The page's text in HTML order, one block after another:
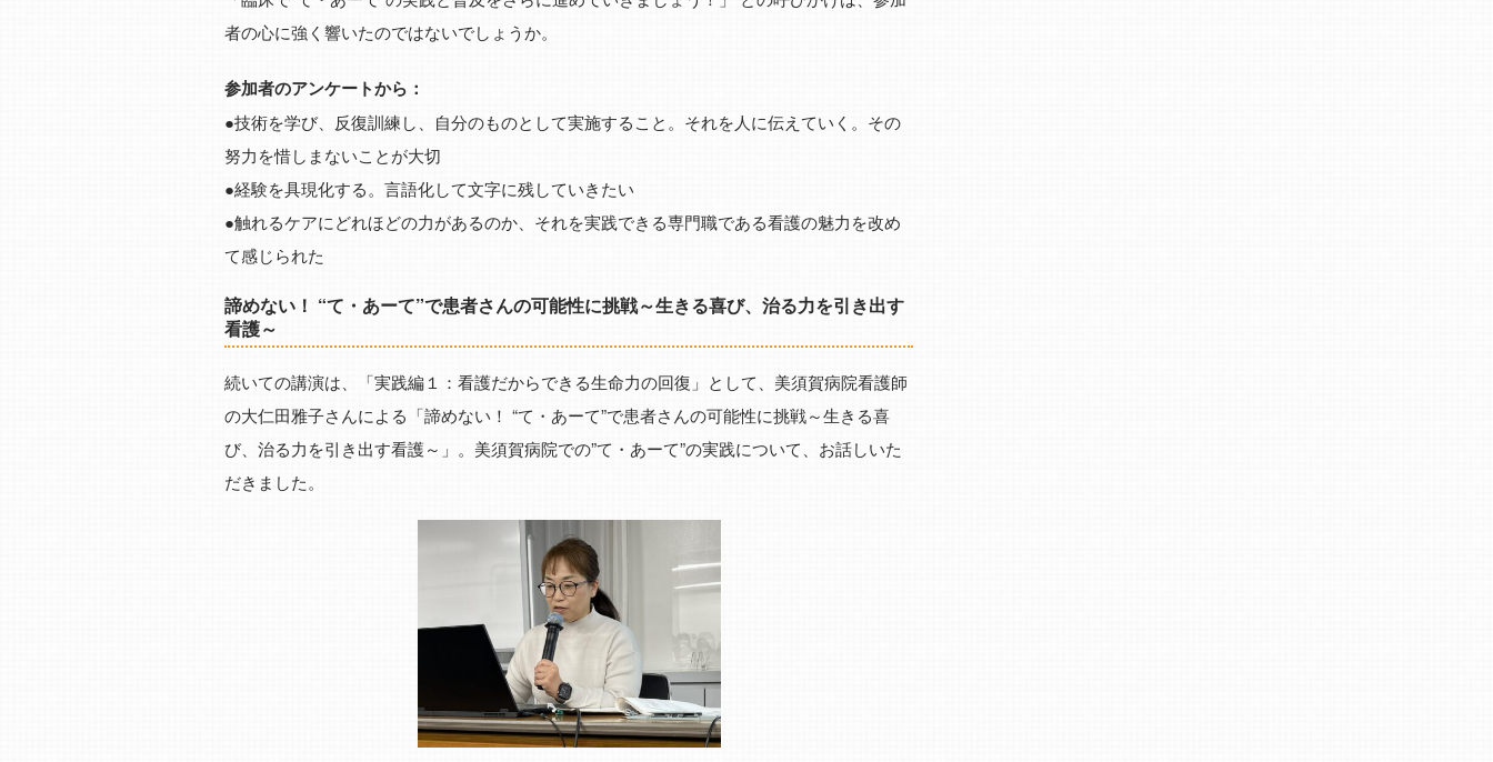
者の心に強く響いたのではないでしょうか。
参加者のアンケートから：
●技術を学び、反復訓練し、自分のものとして実施すること。それを人に伝えていく。その
努力を惜しまないことが大切
●経験を具現化する。言語化して文字に残していきたい
●触れるケアにどれほどの力があるのか、それを実践できる専門職である看護の魅力を改め
て感じられた
諦めない！ “て・あーて”で患者さんの可能性に挑戦～生きる喜び、治る力を引き出す
看護～
続いての講演は、「実践編１：看護だからできる生命力の回復」として、美須賀病院看護師
の大仁田雅子さんによる「諦めない！ “て・あーて”で患者さんの可能性に挑戦～生きる喜
び、治る力を引き出す看護～」。美須賀病院での”て・あーて”の実践について、お話しいた
だきました。